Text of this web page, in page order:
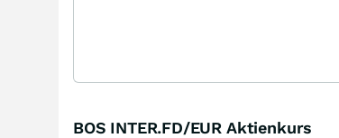
BOS INTER.FD/EUR Aktienkurs